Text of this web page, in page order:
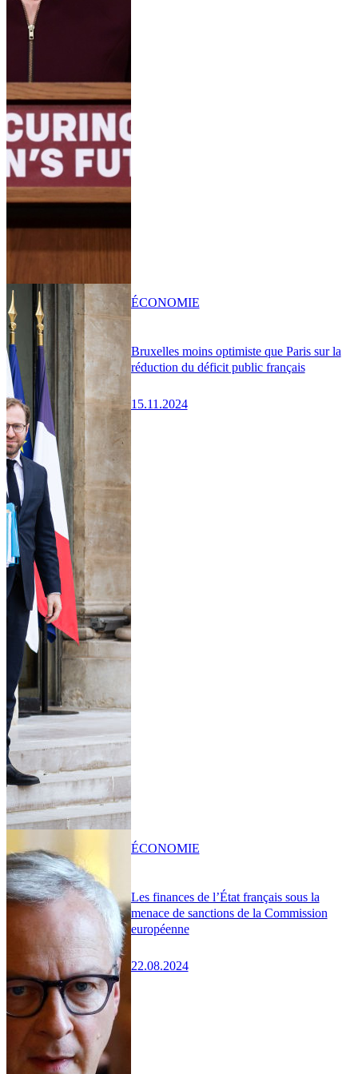
Bruxelles moins optimiste que Paris sur la
réduction du déficit public français
15.11.2024
ÉCONOMIE
Les finances de l’État français sous la
menace de sanctions de la Commission
européenne
22.08.2024
ÉCONOMIE